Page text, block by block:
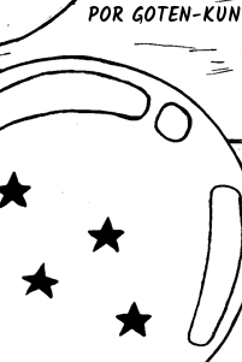
POR GOTEN-KUN